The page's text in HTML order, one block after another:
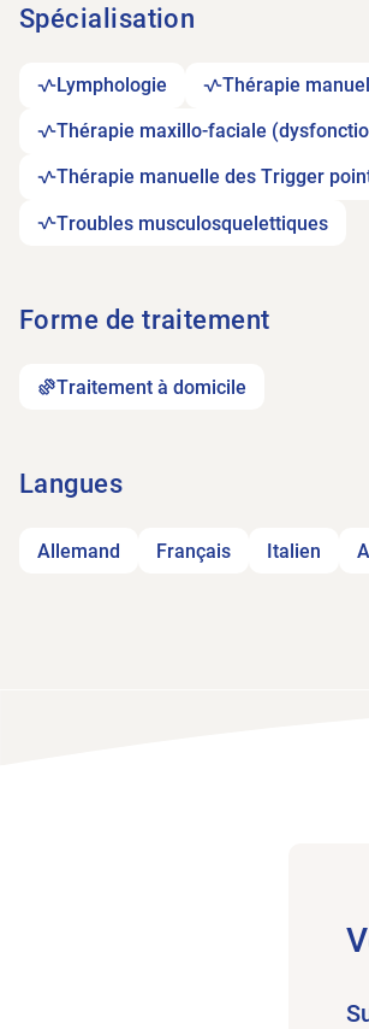
Spécialisation
Lymphologie Thérapie
Thérapie maxillo-faciale
Thérapie manuelle des Trigger
Troubles musculosquelettiques
Forme de traitement
Traitement à domicile
Langues
Allemand Français Italien